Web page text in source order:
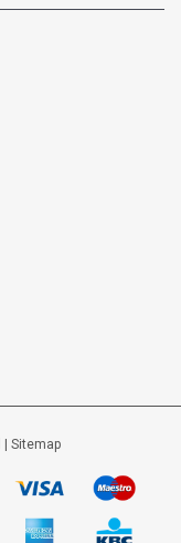
Sitemap